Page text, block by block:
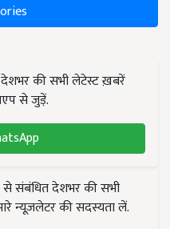
की सभी लेटेस्ट ख़बरें
से जुड़ें.
से संबंधित देशभर की सभी
न्यूज़लेटर की सदस्यता लें.